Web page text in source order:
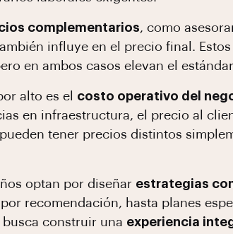
complementarios, como
influye en el precio final.
en ambos casos elevan el
alto es el costo operativo del
en infraestructura, el precio al
tener precios distintos
optan por diseñar estrategias
recomendación, hasta planes
construir una experiencia